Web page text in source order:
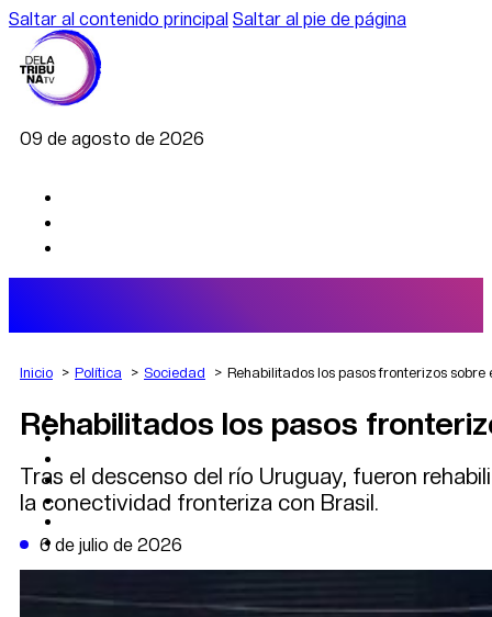
Saltar al contenido principal Saltar al pie de página
09 de agosto de 2026
AGRO
DEPORTES
POLÍTICA
CAMBIO CLIMÁTICO
DE LA TRIBUNA TV
Inicio Política Sociedad Rehabilitados los pasos fronterizos sobre
Rehabilitados los pasos
Tras el descenso del río Uruguay, fueron
la conectividad fronteriza con Brasil.
6 de julio de 2026